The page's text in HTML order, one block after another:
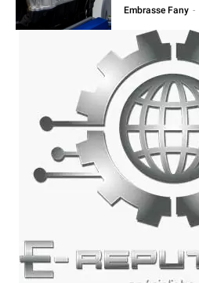
Embrasse Fany -